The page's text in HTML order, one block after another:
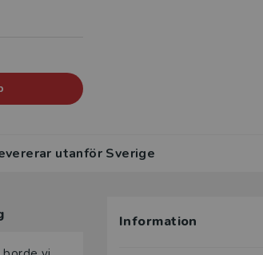
utanför Sverige
Information